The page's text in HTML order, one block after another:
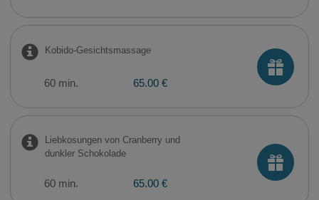
Kobido-Gesichtsmassage
60 min. 65.00 €
Liebkosungen von Cranberry und
dunkler Schokolade
60 min. 65.00 €